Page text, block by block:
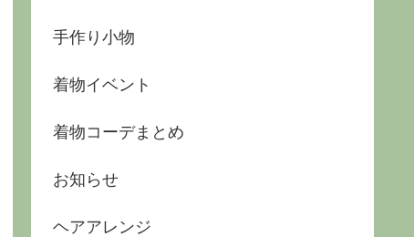
手作り小物
着物イベント
着物コーデまとめ
お知らせ
ヘアアレンジ